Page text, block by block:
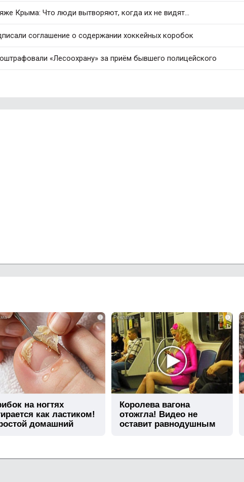
Крыма: Что люди вытворяют, когда их не видят...
соглашение о содержании хоккейных коробок
«Лесоохрану» за приём бывшего полицейского
i
на ногтях
как ластиком!
домашний
i
Королева вагона
отожгла! Видео не
оставит равнодушным